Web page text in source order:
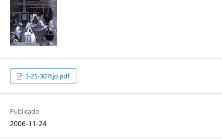
3-25-307tjo.pdf
Publicado
2006-11-24